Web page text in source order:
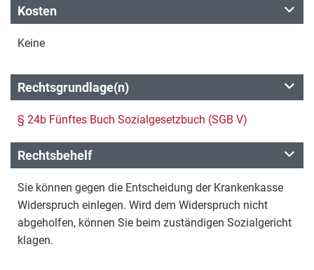
Kosten
Keine
Rechtsgrundlage(n)
§ 24b Fünftes Buch Sozialgesetzbuch (SGB V)
Rechtsbehelf
Sie können gegen die Entscheidung der Krankenkasse
Widerspruch einlegen. Wird dem Widerspruch nicht
abgeholfen, können Sie beim zuständigen Sozialgericht
klagen.